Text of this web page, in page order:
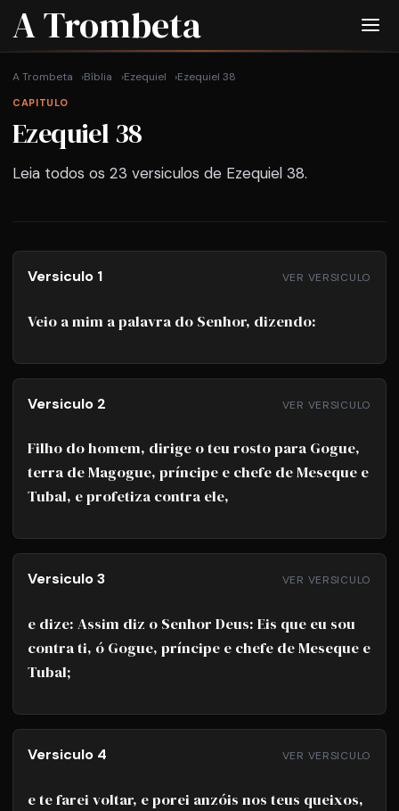
A Trombeta
A Trombeta Bíblia Ezequiel Ezequiel 38
CAPITULO
Ezequiel 38
Leia todos os 23 versiculos de Ezequiel 38.
Versiculo 1 VER VERSICULO
Veio a mim a palavra do Senhor, dizendo:
Versiculo 2 VER VERSICULO
Filho do homem, dirige o teu rosto para Gogue,
terra de Magogue, príncipe e chefe de Meseque e
Tubal, e profetiza contra ele,
Versiculo 3 VER VERSICULO
e dize: Assim diz o Senhor Deus: Eis que eu sou
contra ti, ó Gogue, príncipe e chefe de Meseque e
Tubal;
Versiculo 4 VER VERSICULO
e te farei voltar, e porei anzóis nos teus queixos,